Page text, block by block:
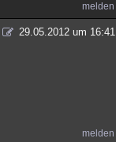
melden
29.05.2012 um 16:41
melden